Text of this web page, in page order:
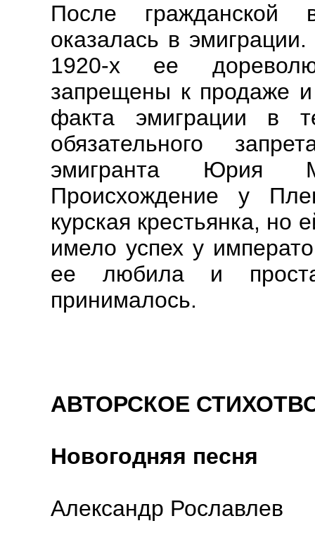
После гражданской
оказалась в
1920-х ее
запрещены к продаже
факта эмиграции в
обязательного
эмигранта Юрия
Происхождение у
курская крестьянка, но
имело успех у
ее любила и
принималось.
АВТОРСКОЕ
Новогодняя песня
Александр Рославлев